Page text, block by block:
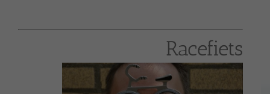
Racefiets